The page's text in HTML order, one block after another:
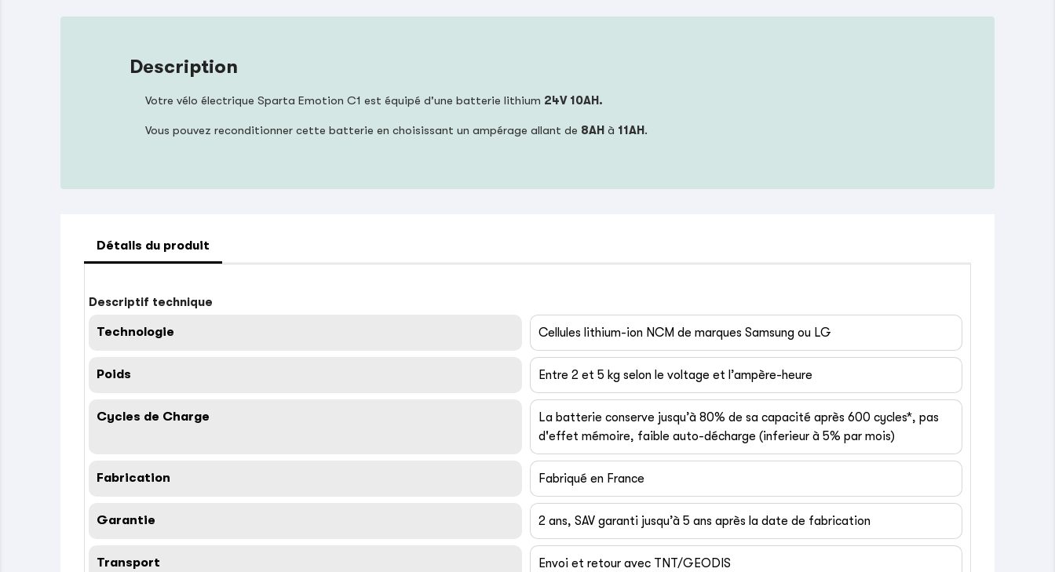
Description
Votre vélo électrique Sparta Emotion C1 est équipé d'une batterie lithium 24V 10AH.
Vous pouvez reconditionner cette batterie en choisissant un ampérage allant de 8AH à 11AH .
Détails du produit
Descriptif technique
Technologie Cellules lithium-ion NCM de marques Samsung ou LG
Poids Entre 2 et 5 kg selon le voltage et l’ampère-heure
Cycles de Charge
La batterie conserve jusqu’à 80% de sa capacité après 600 cycles*, pas
d'effet mémoire, faible auto-décharge (inferieur à 5% par mois)
Fabrication Fabriqué en France
Garantie 2 ans, SAV garanti jusqu’à 5 ans après la date de fabrication
Transport Envoi et retour avec TNT/GEODIS